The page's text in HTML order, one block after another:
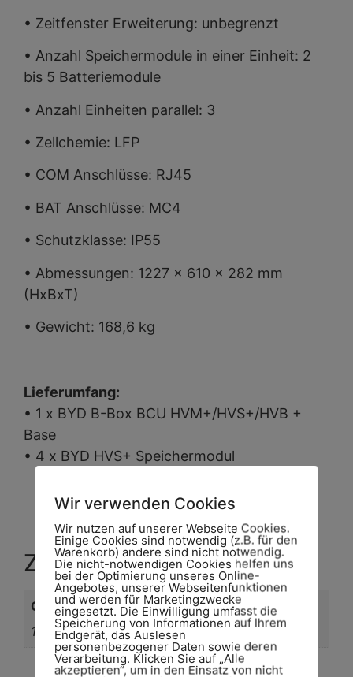
• Zeitfenster Erweiterung: unbegrenzt
• Anzahl Speichermodule in einer Einheit: 2
bis 5 Batteriemodule
• Anzahl Einheiten parallel: 3
• Zellchemie: LFP
• COM Anschlüsse: RJ45
• BAT Anschlüsse: MC4
• Schutzklasse: IP55
• Abmessungen: 1227 x 610 x 282 mm
(HxBxT)
• Gewicht: 168,6 kg
Lieferumfang:
• 1 x BYD B-Box BCU HVM+/HVS+/HVB +
Base
• 4 x BYD HVS+ Speichermodul
Zusätzliche Informationen
Gewicht
168,1 kg
Wir verwenden Cookies
Wir nutzen auf unserer Webseite Cookies.
Einige Cookies sind notwendig (z.B. für den
Warenkorb) andere sind nicht notwendig.
Die nicht-notwendigen Cookies helfen uns
bei der Optimierung unseres Online-
Angebotes, unserer Webseitenfunktionen
und werden für Marketingzwecke
eingesetzt. Die Einwilligung umfasst die
Speicherung von Informationen auf Ihrem
Endgerät, das Auslesen
personenbezogener Daten sowie deren
Verarbeitung. Klicken Sie auf „Alle
akzeptieren“, um in den Einsatz von nicht